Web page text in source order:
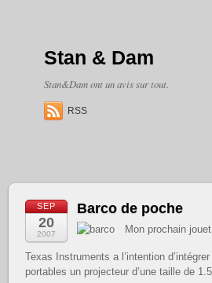
Stan & Dam
Stan&Dam ont un avis sur tout.
RSS
SEP
20
2007
Barco de poche
Mon prochain jouet
Texas Instruments a l’intention
portables un projecteur d’une taille de